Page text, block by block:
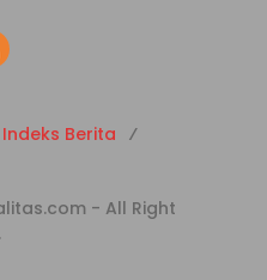
Indeks Berita
- All Right